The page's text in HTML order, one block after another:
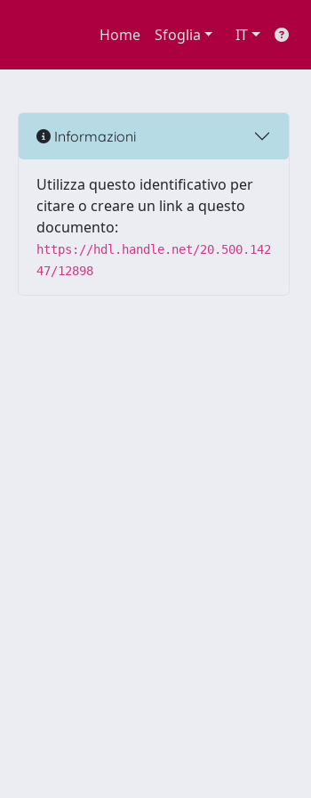
Home Sfoglia IT
Informazioni
Utilizza questo identificativo per
citare o creare un link a questo
documento:
https://hdl.handle.net/20.500.142
47/12898